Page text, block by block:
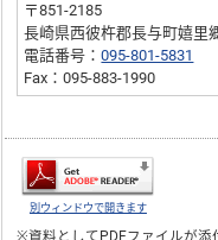
〒851-2185
長崎県西彼杵郡長与町嬉里
電話番号：095-801-5831
Fax：095-883-1990
別ウィンドウで開きます
※資料としてPDFファイルが添